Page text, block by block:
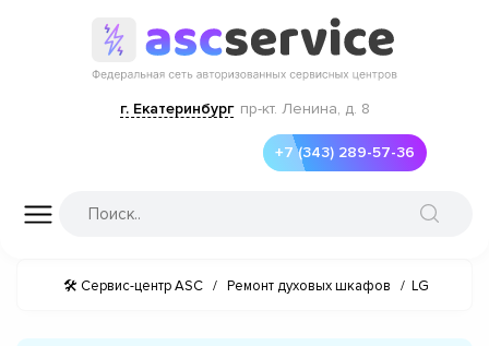
г. Екатеринбург пр-кт. Ленина, д. 8
+7 (343) 289-57-36
🛠 Сервис-центр ASC / Ремонт духовых шкафов / LG